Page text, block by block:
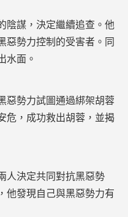
陰謀，決定繼續追查。他
惡勢力控制的受害者。同
水面。
惡勢力試圖通過綁架胡蓉
危，成功救出胡蓉，並揭
人決定共同對抗黑惡勢
他發現自己與黑惡勢力有